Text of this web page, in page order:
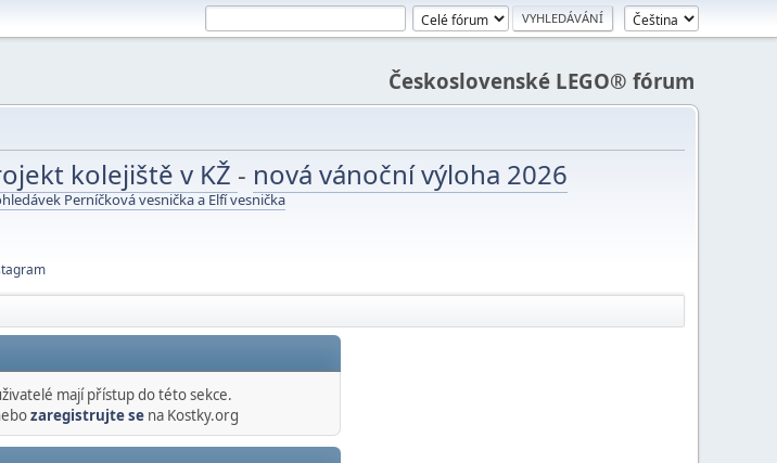
Československé LEGO® fórum
kolejiště v KŽ - nová vánoční výloha 2026
Perníčková vesnička a Elfí vesnička
mají přístup do této sekce.
zaregistrujte sena Kostky.org